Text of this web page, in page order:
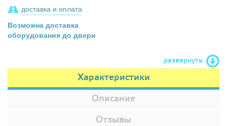
доставка и оплата
Возможна доставка
оборудования до двери
развернуть
Характеристики
Описание
Отзывы